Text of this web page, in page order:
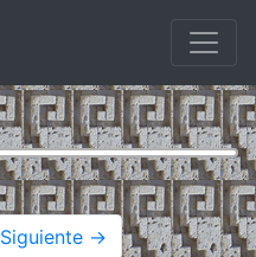
Siguiente →